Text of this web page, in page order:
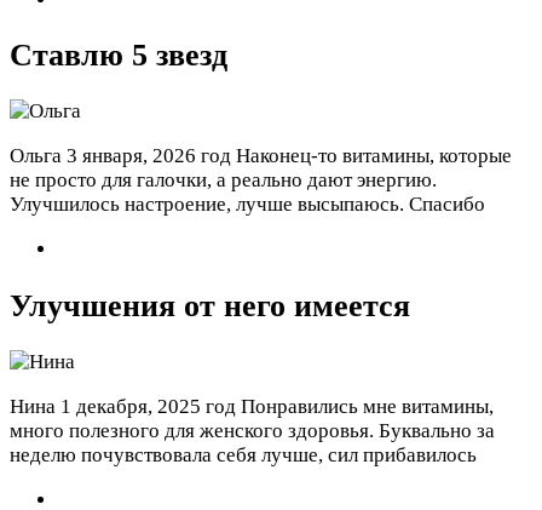
Ставлю 5 звезд
Ольга 3 января, 2026 год Наконец-то витамины, которые
не просто для галочки, а реально дают энергию.
Улучшилось настроение, лучше высыпаюсь. Спасибо
Улучшения от него имеется
Нина 1 декабря, 2025 год Понравились мне витамины,
много полезного для женского здоровья. Буквально за
неделю почувствовала себя лучше, сил прибавилось